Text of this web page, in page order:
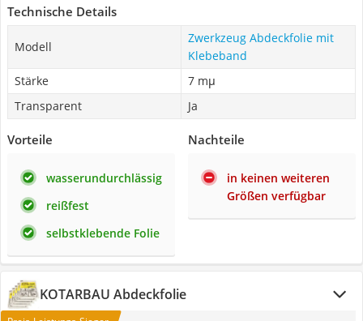
Technische Details
Modell
Zwerkzeug Abdeckfolie mit
Klebeband
Stärke
7 mμ
Transparent
Ja
Vorteile
wasserundurchlässig
reißfest
selbstklebende Folie
Nachteile
in keinen weiteren
Größen verfügbar
KOTARBAU Abdeckfolie